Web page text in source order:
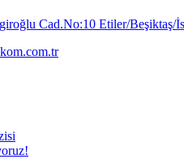
Cad.No:10 Etiler/Beşiktaş/